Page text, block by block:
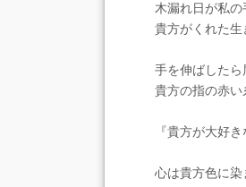
木漏れ日が私
貴方がくれた
手を伸ばした
貴方の指の赤
『貴方が大好き
心は貴方色に